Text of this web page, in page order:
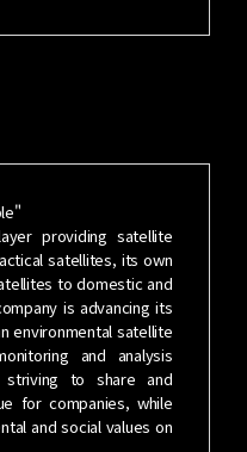
providing satellite
satellites, its own
to domestic and
is advancing its
environmental satellite
and analysis
striving to share and
for companies, while
and social values on